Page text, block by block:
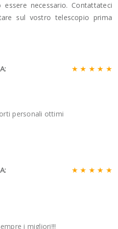
necessario. Contattateci
sul vostro telescopio prima
★ ★ ★ ★ ★
personali ottimi
★ ★ ★ ★ ★
i migliori!!!